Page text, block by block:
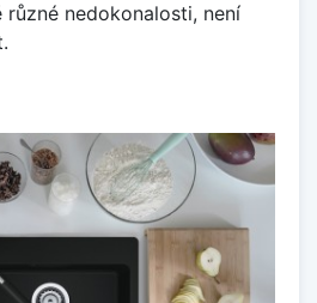
různé nedokonalosti, není